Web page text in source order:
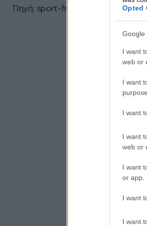
Opted
Google
I want
web or
I want
I want
I want
web or
I want
or app.
I want
I want
Πηγή: sport-fm.gr